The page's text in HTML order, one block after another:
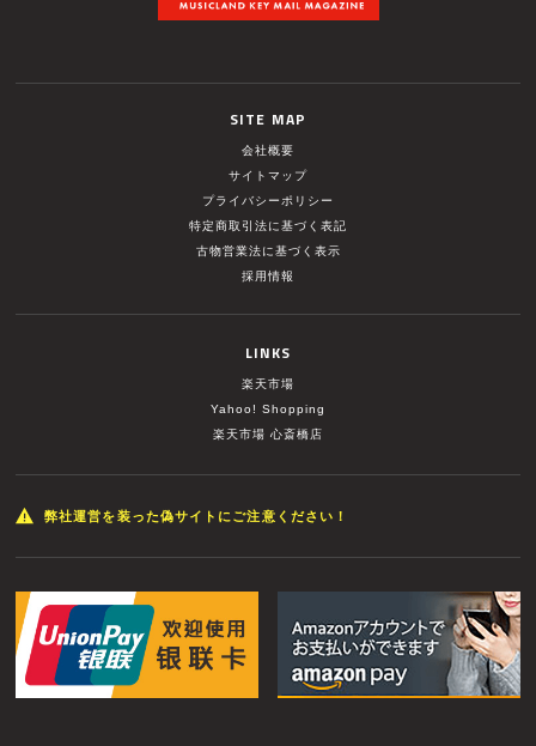
SITE MAP
会社概要
サイトマップ
プライバシーポリシー
特定商取引法に基づく表記
古物営業法に基づく表示
採用情報
LINKS
楽天市場
Yahoo! Shopping
楽天市場 心斎橋店
弊社運営を装った偽サイトにご注意ください！